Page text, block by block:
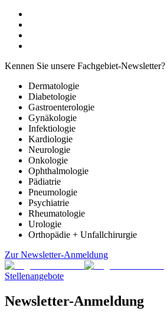
Kennen Sie unsere Fachgebiet-Newsletter?
Dermatologie
Diabetologie
Gastroenterologie
Gynäkologie
Infektiologie
Kardiologie
Neurologie
Onkologie
Ophthalmologie
Pädiatrie
Pneumologie
Psychiatrie
Rheumatologie
Urologie
Orthopädie + Unfallchirurgie
Zur Newsletter-Anmeldung
Stellenangebote
Newsletter-Anmeldung